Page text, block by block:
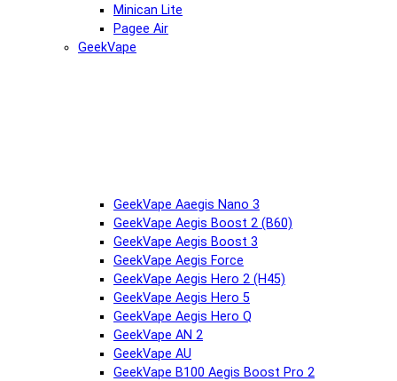
Minican Lite
Pagee Air
GeekVape
GeekVape Aaegis Nano 3
GeekVape Aegis Boost 2 (B60)
GeekVape Aegis Boost 3
GeekVape Aegis Force
GeekVape Aegis Hero 2 (H45)
GeekVape Aegis Hero 5
GeekVape Aegis Hero Q
GeekVape AN 2
GeekVape AU
GeekVape B100 Aegis Boost Pro 2